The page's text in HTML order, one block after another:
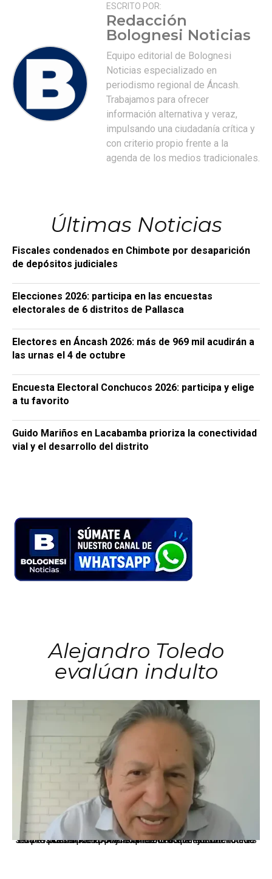
ESCRITO POR:
Redacción
Bolognesi Noticias
Equipo editorial de Bolognesi
Noticias especializado en
periodismo regional de Áncash.
Trabajamos para ofrecer
información alternativa y veraz,
impulsando una ciudadanía crítica y
con criterio propio frente a la
agenda de los medios tradicionales.
Últimas Noticias
Fiscales condenados en Chimbote por desaparición
de depósitos judiciales
Elecciones 2026: participa en las encuestas
electorales de 6 distritos de Pallasca
Electores en Áncash 2026: más de 969 mil acudirán a
las urnas el 4 de octubre
Encuesta Electoral Conchucos 2026: participa y elige
a tu favorito
Guido Mariños en Lacabamba prioriza la conectividad
vial y el desarrollo del distrito
Alejandro Toledo
evalúan indulto
La presidenta Keiko Fujimori informó que la solicitud de indulto presentada por el expresidente Alejandro Toledo será evaluada por la Comisión de Gracias Presidenciales conforme al procedimiento establecido.